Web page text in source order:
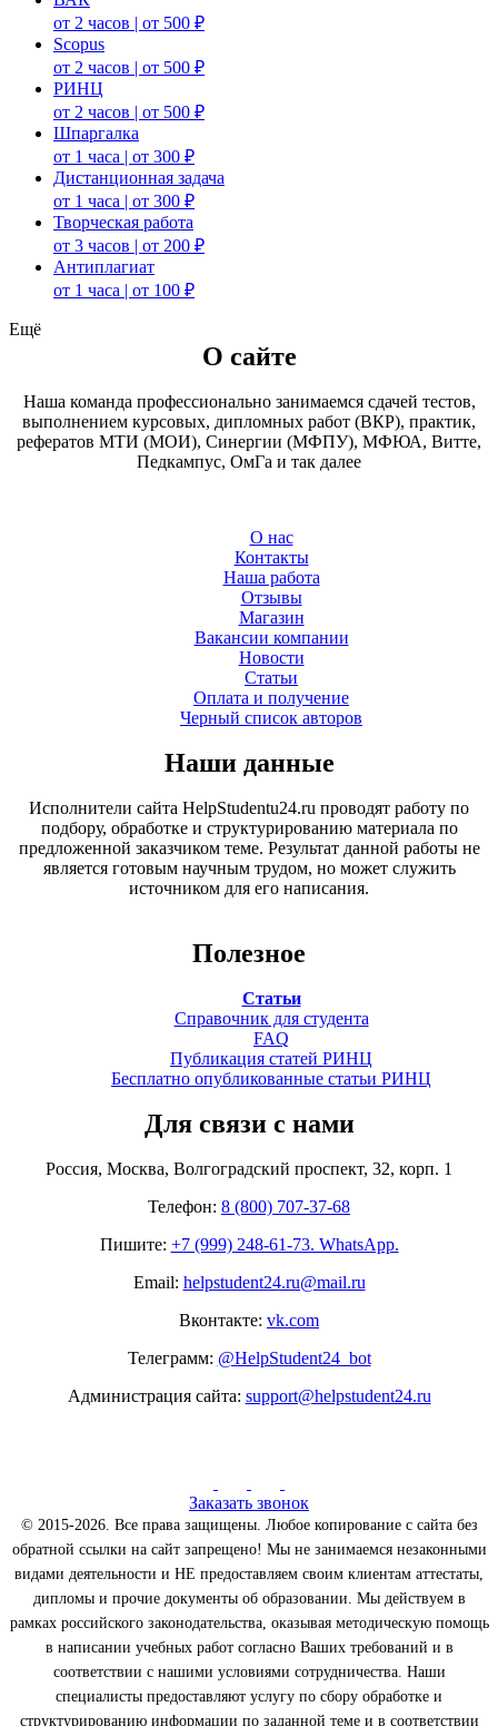
от 2 часов | от 500 ₽
Scopus
от 2 часов | от 500 ₽
РИНЦ
от 2 часов | от 500 ₽
Шпаргалка
от 1 часа | от 300 ₽
Дистанционная задача
от 1 часа | от 300 ₽
Творческая работа
от 3 часов | от 200 ₽
Антиплагиат
от 1 часа | от 100 ₽
Ещё
О сайте
Наша команда профессионально занимаемся сдачей тестов,
выполнением курсовых, дипломных работ (ВКР), практик,
рефератов МТИ (МОИ), Синергии (МФПУ), МФЮА, Витте,
Педкампус, ОмГа и так далее
О нас
Контакты
Наша работа
Отзывы
Магазин
Вакансии компании
Новости
Статьи
Оплата и получение
Черный список авторов
Наши данные
Исполнители сайта HelpStudentu24.ru проводят работу по
подбору, обработке и структурированию материала по
предложенной заказчиком теме. Результат данной работы не
является готовым научным трудом, но может служить
источником для его написания.
Полезное
Статьи
Справочник для студента
FAQ
Публикация статей РИНЦ
Бесплатно опубликованные статьи РИНЦ
Для связи с нами
Россия, Москва, Волгоградский проспект, 32, корп. 1
Телефон: 8 (800) 707-37-68
Пишите: +7 (999) 248-61-73. WhatsApp.
Email: helpstudent24.ru@mail.ru
Вконтакте: vk.com
Телеграмм: @HelpStudent24_bot
Администрация сайта: support@helpstudent24.ru
Заказать звонок
© 2015-2026. Все права защищены. Любое копирование с сайта без
обратной ссылки на сайт запрещено! Мы не занимаемся незаконными
видами деятельности и НЕ предоставляем своим клиентам аттестаты,
дипломы и прочие документы об образовании. Мы действуем в
рамках российского законодательства, оказывая методическую помощь
в написании учебных работ согласно Ваших требований и в
соответствии с нашими условиями сотрудничества. Наши
специалисты предоставляют услугу по сбору обработке и
структурированию информации по заданной теме и в соответствии